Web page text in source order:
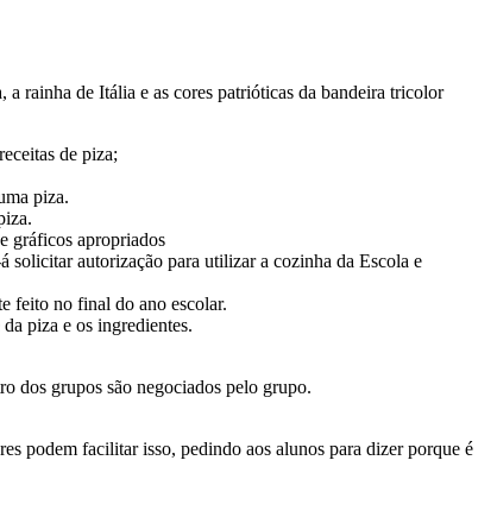
rainha de Itália e as cores patrióticas da bandeira tricolor
de piza;
piza.
gráficos apropriados
solicitar autorização para utilizar a cozinha da Escola e
feito no final do ano escolar.
piza e os ingredientes.
dos grupos são negociados pelo grupo.
podem facilitar isso, pedindo aos alunos para dizer porque é